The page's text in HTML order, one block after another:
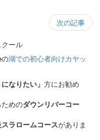
次の記事
ール
の湖での初心者向けカヤッ
なりたい」 方にお勧め
めのダウンリバーコー
ラロームコースがありま